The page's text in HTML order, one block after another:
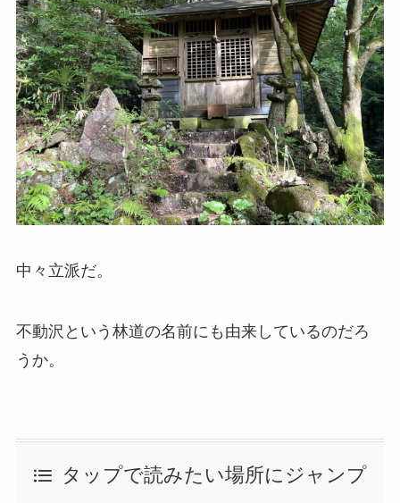
中々立派だ。
不動沢という林道の名前にも由来しているのだろ
うか。
タップで読みたい場所にジャンプ